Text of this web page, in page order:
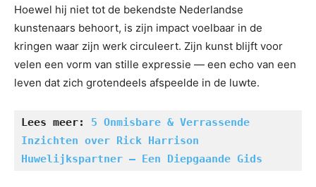
Hoewel hij niet tot de bekendste Nederlandse
kunstenaars behoort, is zijn impact voelbaar in de
kringen waar zijn werk circuleert. Zijn kunst blijft voor
velen een vorm van stille expressie — een echo van een
leven dat zich grotendeels afspeelde in de luwte.
Lees meer: 5 Onmisbare & Verrassende
Inzichten over Rick Harrison
Huwelijkspartner – Een Diepgaande Gids